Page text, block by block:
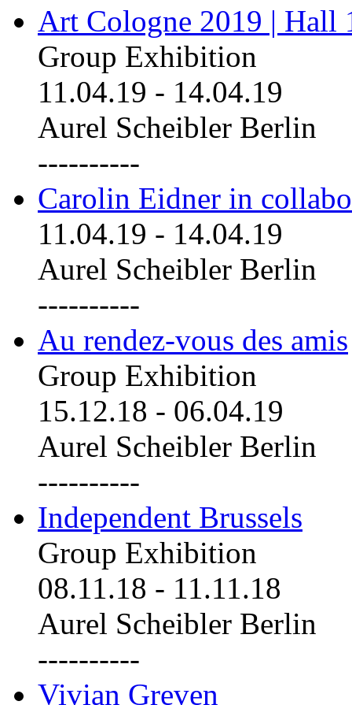
Art Cologne 2019 | Hall
Group Exhibition
11.04.19 - 14.04.19
Aurel Scheibler Berlin
----------
Carolin Eidner in
11.04.19 - 14.04.19
Aurel Scheibler Berlin
----------
Au rendez-vous des amis
Group Exhibition
15.12.18 - 06.04.19
Aurel Scheibler Berlin
----------
Independent Brussels
Group Exhibition
08.11.18 - 11.11.18
Aurel Scheibler Berlin
----------
Vivian Greven